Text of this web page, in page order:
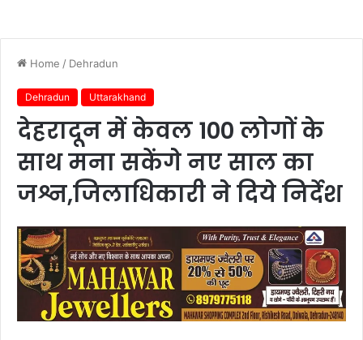
Home / Dehradun
Dehradun Uttarakhand
देहरादून में केवल 100 लोगों के
साथ मना सकेंगे नए साल का
जश्न,जिलाधिकारी ने दिये निर्देश